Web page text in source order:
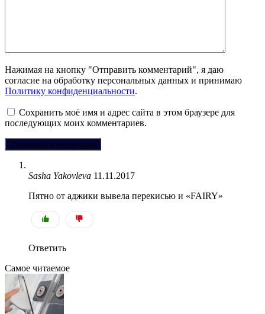
Нажимая на кнопку "Отправить комментарий", я даю
согласие на обработку персональных данных и принимаю
Политику конфиденциальности.
Сохранить моё имя и адрес сайта в этом браузере для
последующих моих комментариев.
Sasha Yakovleva 11.11.2017
Пятно от аджики вывела перекисью и «FAIRY»
Ответить
Самое читаемое